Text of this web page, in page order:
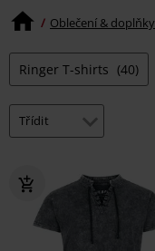
Oblečení & doplňky
Ringer T-shirts (40)